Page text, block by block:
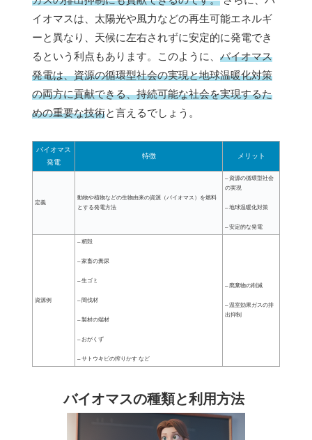
イオマスは、太陽光や風力などの再生可能エネルギ
ーと異なり、天候に左右されずに安定的に発電でき
るという利点もあります。このように、 バイオマス
発電は、資源の循環型社会の実現と地球温暖化対策
の両方に貢献できる、持続可能な社会を実現するた
めの重要な技術と言えるでしょう。
バイオマス
発電
特徴 メリット
定義
動物や植物などの生物由来の資源（バイオマス）を燃料
とする発電方法
– 資源の循環型社会
の実現
– 地球温暖化対策
– 安定的な発電
資源例
– 籾殻
– 家畜の糞尿
– 生ゴミ
– 間伐材
– 製材の端材
– おがくず
– サトウキビの搾りかす など
– 廃棄物の削減
– 温室効果ガスの排
出抑制
バイオマスの種類と利用方法